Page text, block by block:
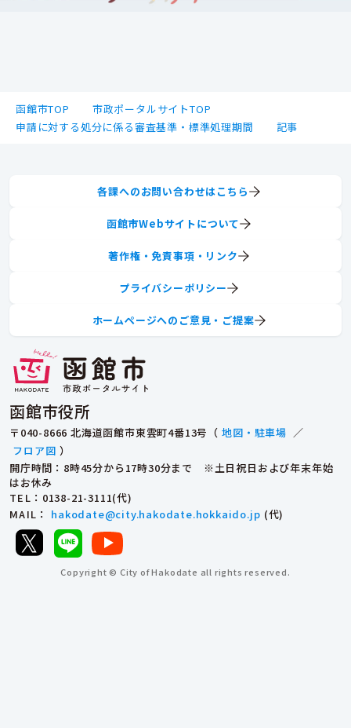
函館市TOP
市政ポータルサイトTOP
申請に対する処分に係る審査基準・標準処理期間
記事
函館市役所
〒040-8666 北海道函館市東雲町4番13号（ 地図・駐車場 ／
フロア図 ）
開庁時間：8時45分から17時30分まで ※土日祝日および年末年始
はお休み
TEL ：0138-21-3111(代)
MAIL ： hakodate@city.hakodate.hokkaido.jp (代)
各課へのお問い合わせはこちら
函館市Webサイトについて
著作権・免責事項・リンク
プライバシーポリシー
ホームページへのご意見・ご提案
Copyright © City of Hakodate all rights reserved.